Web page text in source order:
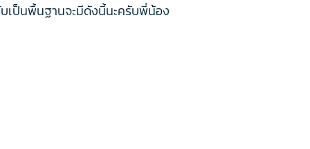
เป็นพื้นฐานจะมีดังนี้นะครับพี่น้อง